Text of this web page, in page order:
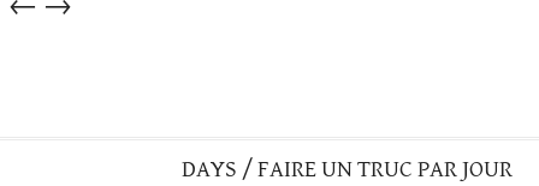
DAYS / FAIRE UN TRUC PAR JOUR